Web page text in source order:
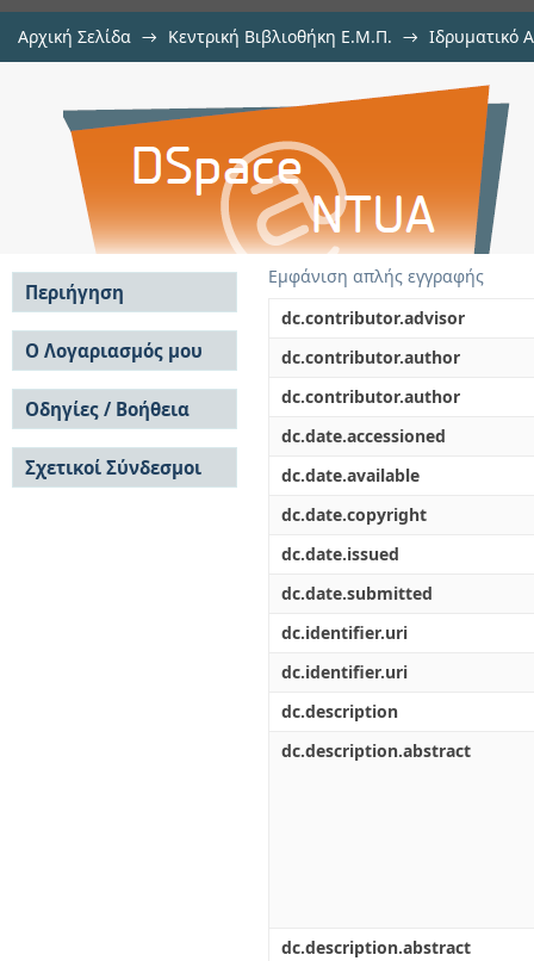
Αρχική Σελίδα → Κεντρική Βιβλιοθήκη Ε.Μ.Π. → Ιδρυματικό
Διέλαση τριμεταλλικών
προσομοίωση
Εμφάνιση απλής εγγραφής
dc.contributor.advisor
dc.contributor.author
dc.contributor.author
dc.date.accessioned
dc.date.available
dc.date.copyright
dc.date.issued
dc.date.submitted
dc.identifier.uri
dc.identifier.uri
dc.description
dc.description.abstract
dc.description.abstract
Περιήγηση
Σε όλο το DSpace
Κοινότητες & Συλλογές
Ανά Ημερομηνία
Έκδοσης
Συγγραφείς
Τίτλοι
Θέματα
Ο Λογαριασμός μου
Σύνδεση
Εγγραφή
Οδηγίες / Βοήθεια
Οδηγίες Υποβολής
Οδηγίες Χρήσης ΙΑ
Συχνές Ερωτήσεις
Σχετικοί Σύνδεσμοι